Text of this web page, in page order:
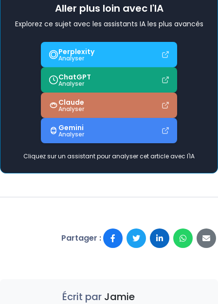
Aller plus loin avec l'IA
Explorez ce sujet avec les assistants IA les plus avancés
Perplexity
Analyser
ChatGPT
Analyser
Claude
Analyser
Gemini
Analyser
Cliquez sur un assistant pour analyser cet article avec l'IA
Partager :
Écrit par Jamie